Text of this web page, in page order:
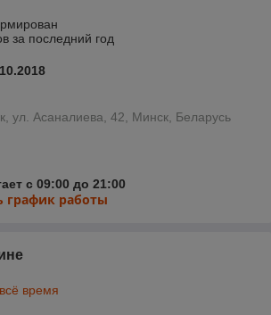
за последний год
ул. Асаналиева, 42, Минск, Беларусь
с 09:00 до 21:00
график работы
время